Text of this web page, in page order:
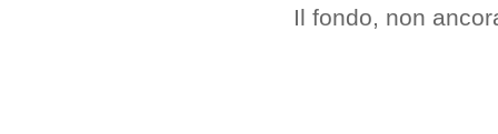
Il fondo, non